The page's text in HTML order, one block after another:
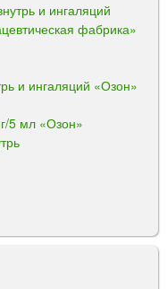
и ингаляций
фабрика»
и ингаляций «Озон»
5 мл «Озон»